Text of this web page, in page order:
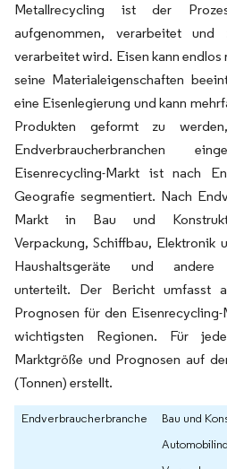
Metallrecycling ist der
aufgenommen, verarbeitet und
verarbeitet wird. Eisen kann endlos
seine Materialeigenschaften
eine Eisenlegierung und kann
Produkten geformt zu
Endverbraucherbranchen
Eisenrecycling-Markt ist nach
Geografie segmentiert. Nach
Markt in Bau und
Verpackung, Schiffbau, Elektronik
Haushaltsgeräte und andere
unterteilt. Der Bericht umfasst
Prognosen für den
wichtigsten Regionen. Für
Marktgröße und Prognosen auf
(Tonnen) erstellt.
Endverbraucherbranche
Bau und